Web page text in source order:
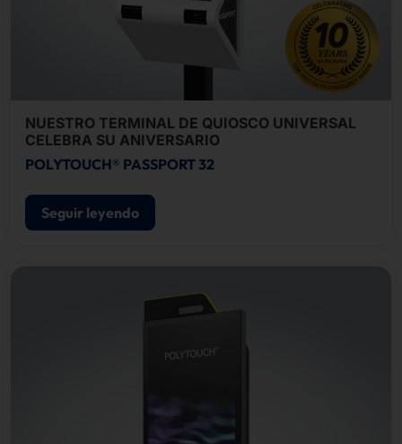
NUESTRO TERMINAL DE QUIOSCO UNIVERSAL
CELEBRA SU ANIVERSARIO
POLYTOUCH® PASSPORT 32
Seguir leyendo